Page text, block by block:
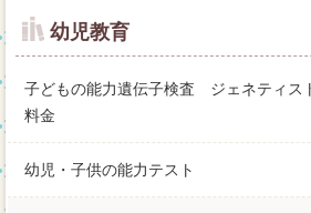
幼児教育
子どもの能力遺伝子検査 ジェネティス
料金
幼児・子供の能力テスト